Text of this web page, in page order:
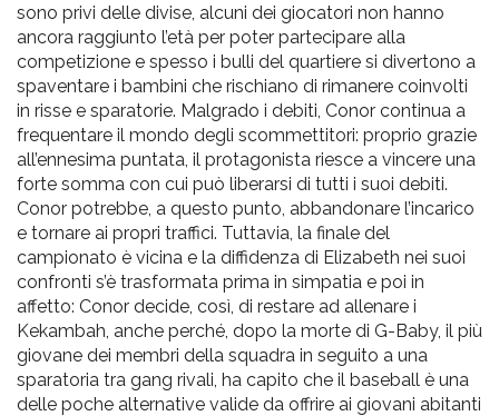
sono privi delle divise, alcuni dei giocatori non hanno
ancora raggiunto l’età per poter partecipare alla
competizione e spesso i bulli del quartiere si divertono a
spaventare i bambini che rischiano di rimanere coinvolti
in risse e sparatorie. Malgrado i debiti, Conor continua a
frequentare il mondo degli scommettitori: proprio grazie
all’ennesima puntata, il protagonista riesce a vincere una
forte somma con cui può liberarsi di tutti i suoi debiti.
Conor potrebbe, a questo punto, abbandonare l’incarico
e tornare ai propri traffici. Tuttavia, la finale del
campionato è vicina e la diffidenza di Elizabeth nei suoi
confronti s’è trasformata prima in simpatia e poi in
affetto: Conor decide, così, di restare ad allenare i
Kekambah, anche perché, dopo la morte di G-Baby, il più
giovane dei membri della squadra in seguito a una
sparatoria tra gang rivali, ha capito che il baseball è una
delle poche alternative valide da offrire ai giovani abitanti